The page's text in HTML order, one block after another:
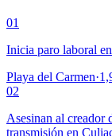
01
Inicia paro laboral
Playa del Carmen·
02
Asesinan al creador
transmisión en